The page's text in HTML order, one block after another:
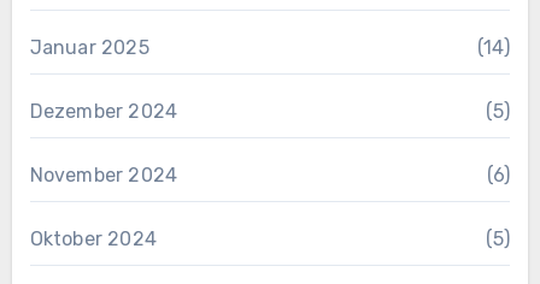
Januar 2025 (14)
Dezember 2024 (5)
November 2024 (6)
Oktober 2024 (5)